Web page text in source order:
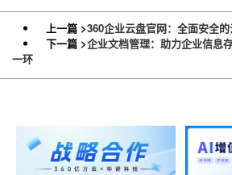
上一篇 >360企业云盘官网：全面安全
下一篇 >企业文档管理：助力企业信息
一环